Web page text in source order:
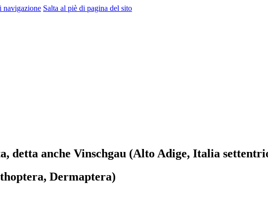
navigazione Salta al piè di pagina del sito
detta anche Vinschgau (Alto Adige, Italia
Dermaptera)